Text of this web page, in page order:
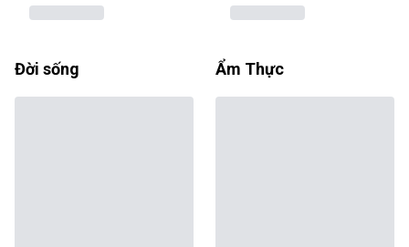
Đời sống Ẩm Thực